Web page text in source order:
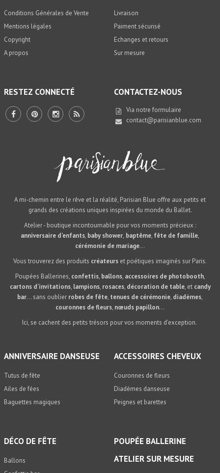
Conditions Générales de Vente
Mentions légales
Copyright
A propos
Livraison
Paiment sécurisé
Echanges et retours
Sur mesure
RESTEZ CONNECTÉ CONTACTEZ-NOUS
Via notre formulaire
contact@parisianblue.com
A mi-chemin entre le rêve et la réalité, Parisian Blue offre aux petits et
grands des créations uniques inspirées du monde du Ballet.
Atelier - boutique incontournable pour vos moments précieux :
anniversaire d’enfants, baby shower, baptême, fête de famille,
cérémonie de mariage...
Vous trouverez des produits créateurs et poétiques imaginés sur Paris.
Poupées Ballerines, confettis, ballons, accessoires de photobooth,
cartons d’invitations, lampions, rosaces, décoration de table, et candy
bar… sans oublier robes de fête, tenues de cérémonie, diadèmes,
couronnes de fleurs, nœuds papillon…
Ici, se cachent des petits trésors pour vos moments d’exception.
ANNIVERSAIRE DANSEUSE
Tutus de fête
Ailes de fées
Baguettes magiques
ACCESSOIRES CHEVEUX
Couronnes de fleurs
Diadèmes danseuse
Peignes et barettes
DÉCO DE FÊTE
Ballons
POUPÉE BALLERINE
ATELIER SUR MESURE